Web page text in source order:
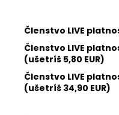
Členstvo LIVE
Členstvo LIVE
(ušetríš 5,80 EUR)
Členstvo LIVE
(ušetríš 34,90 EUR)